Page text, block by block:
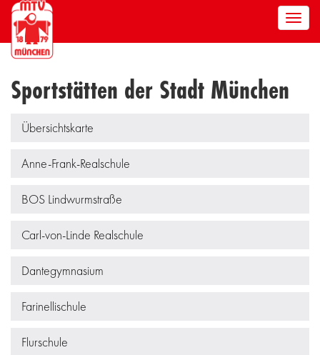
Sportstätten der Stadt München
Übersichtskarte
Anne-Frank-Realschule
BOS Lindwurmstraße
Carl-von-Linde Realschule
Dantegymnasium
Farinellischule
Flurschule